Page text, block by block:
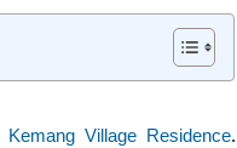
Kemang Village Residence.